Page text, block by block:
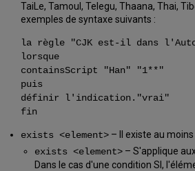
TaiLe, Tamoul, Telegu, Thaana, Thai,
exemples de syntaxe suivants :
la règle "CJK est-il dans
lorsque
containsScript "Han" "1**"
puis
définir l'indication."vrai"
fin
exists <element>– Il existe au
exists <element>– S'applique
Dans le cas d'une condition SI,